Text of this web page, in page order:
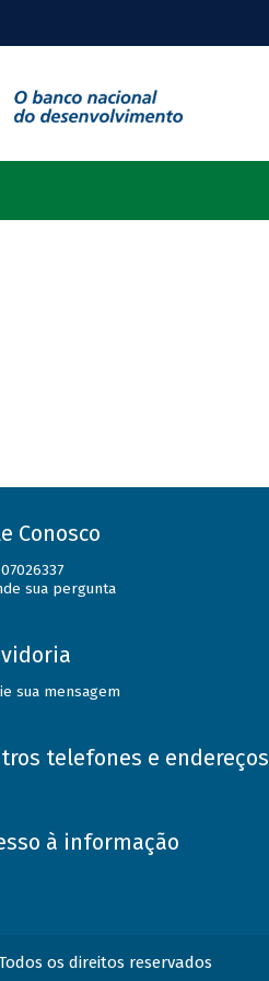
Conosco
sua pergunta
sua mensagem
telefones e endereços
à informação
os direitos reservados